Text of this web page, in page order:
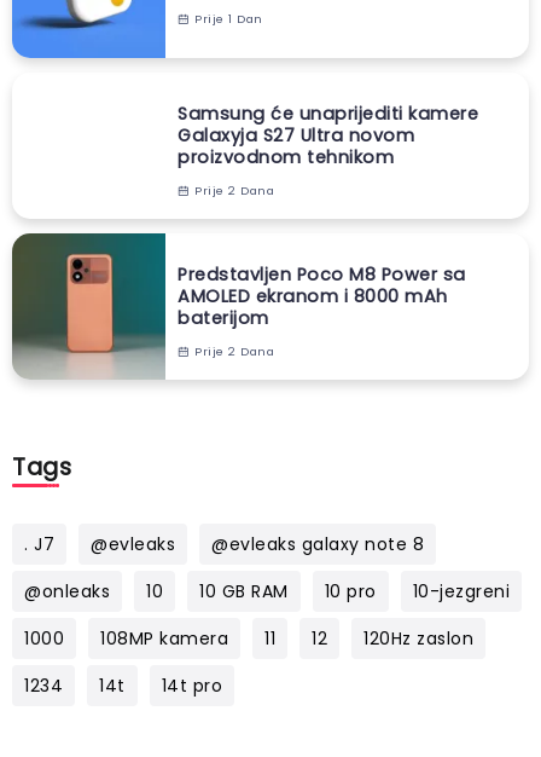
Prije 1 Dan
Samsung će unaprijediti kamere
Galaxyja S27 Ultra novom
proizvodnom tehnikom
Prije 2 Dana
Predstavljen Poco M8 Power sa
AMOLED ekranom i 8000 mAh
baterijom
Prije 2 Dana
Tags
. J7 @evleaks
@evleaks galaxy note 8
@onleaks
10 10 GB RAM 10 pro
10-jezgreni
1000
108MP kamera 11 12
120Hz zaslon
1234
14t 14t pro